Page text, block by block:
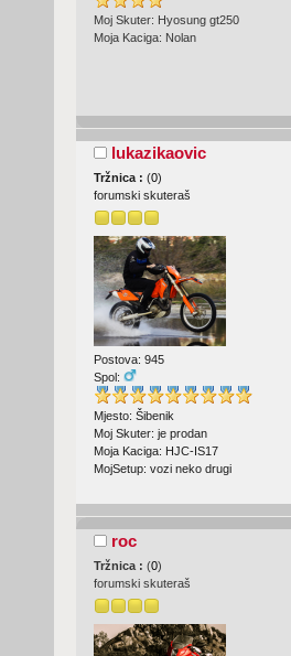
Moj Skuter: Hyosung gt250
Moja Kaciga: Nolan
lukazikaovic
Tržnica : (0)
forumski skuteraš
Postova: 945
Spol:
Mjesto: Šibenik
Moj Skuter: je prodan
Moja Kaciga: HJC-IS17
MojSetup: vozi neko drugi
roc
Tržnica : (0)
forumski skuteraš